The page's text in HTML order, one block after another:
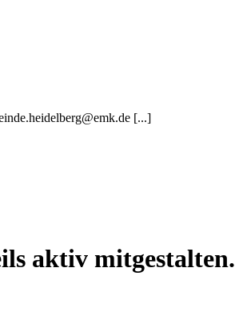
[...]
aktiv mitgestalten.